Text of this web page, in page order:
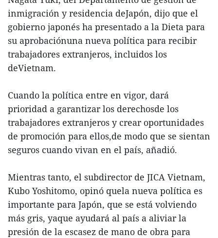
inmigración y residencia deJapón, dijo que el
gobierno japonés ha presentado a la Dieta para
su aprobaciónuna nueva política para recibir
trabajadores extranjeros, incluidos los
deVietnam.
Cuando la política entre en vigor, dará
prioridad a garantizar los derechosde los
trabajadores extranjeros y crear oportunidades
de promoción para ellos,de modo que se sientan
seguros cuando vivan en el país, añadió.
Mientras tanto, el subdirector de JICA Vietnam,
Kubo Yoshitomo, opinó quela nueva política es
importante para Japón, que se está volviendo
más gris, yaque ayudará al país a aliviar la
presión de la escasez de mano de obra para